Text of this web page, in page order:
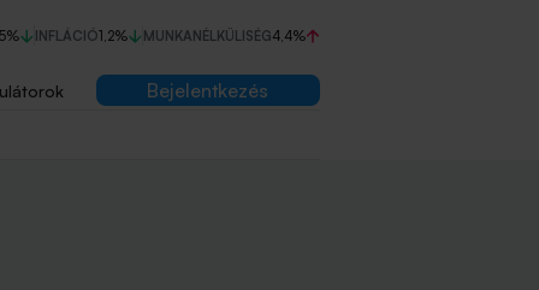
INFLÁCIÓ1,2% MUNKANÉLKÜLISÉG4,4%
Bejelentkezés